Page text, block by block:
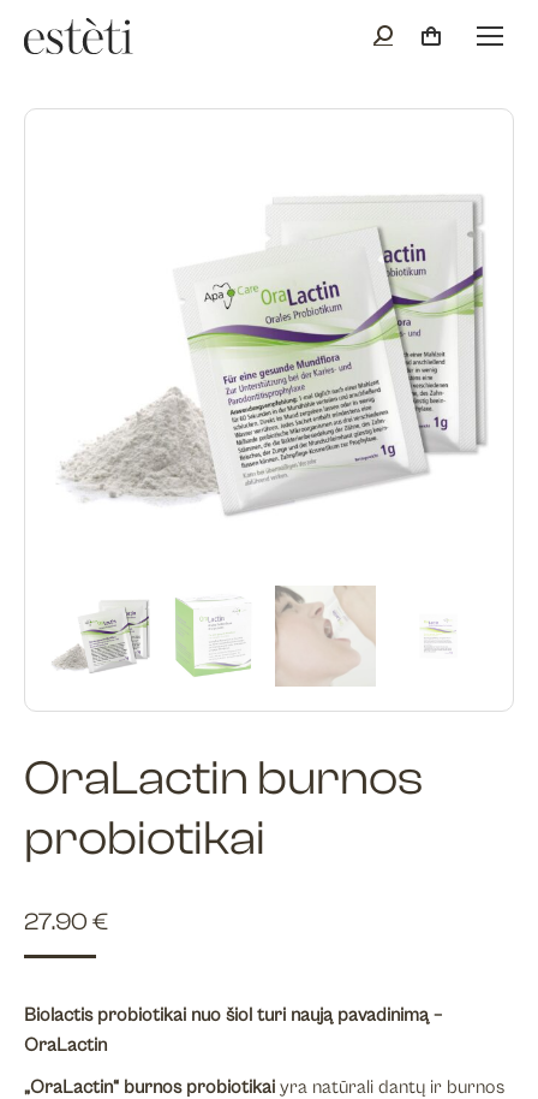
OraLactin burnos
probiotikai
27.90 €
Biolactis probiotikai nuo šiol turi naują pavadinimą –
OraLactin
„OraLactin“ burnos probiotikai yra natūrali dantų ir burnos